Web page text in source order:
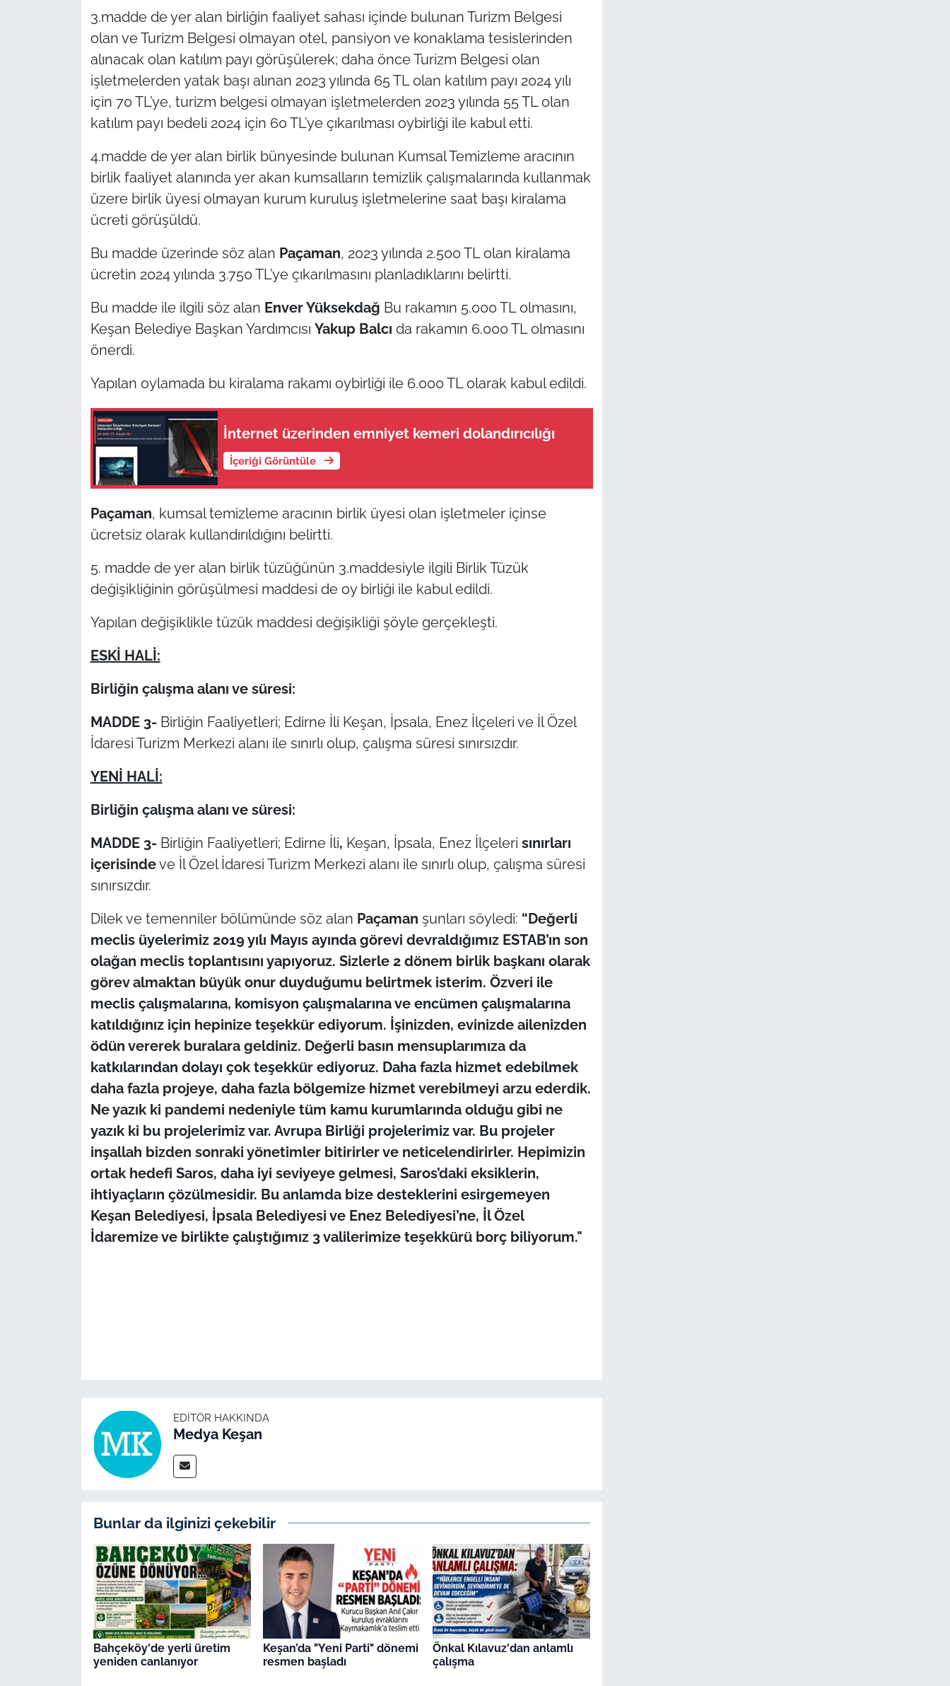
3.madde de yer alan birliğin faaliyet sahası içinde bulunan Turizm Belgesi
olan ve Turizm Belgesi olmayan otel, pansiyon ve konaklama tesislerinden
alınacak olan katılım payı görüşülerek; daha önce Turizm Belgesi olan
işletmelerden yatak başı alınan 2023 yılında 65 TL olan katılım payı 2024 yılı
için 70 TL’ye, turizm belgesi olmayan işletmelerden 2023 yılında 55 TL olan
katılım payı bedeli 2024 için 60 TL’ye çıkarılması oybirliği ile kabul etti.
4.madde de yer alan birlik bünyesinde bulunan Kumsal Temizleme aracının
birlik faaliyet alanında yer akan kumsalların temizlik çalışmalarında kullanmak
üzere birlik üyesi olmayan kurum kuruluş işletmelerine saat başı kiralama
ücreti görüşüldü.
Bu madde üzerinde söz alan Paçaman, 2023 yılında 2.500 TL olan kiralama
ücretin 2024 yılında 3.750 TL’ye çıkarılmasını planladıklarını belirtti.
Bu madde ile ilgili söz alan Enver Yüksekdağ Bu rakamın 5.000 TL olmasını,
Keşan Belediye Başkan Yardımcısı Yakup Balcı da rakamın 6.000 TL olmasını
önerdi.
Yapılan oylamada bu kiralama rakamı oybirliği ile 6.000 TL olarak kabul edildi.
İnternet üzerinden emniyet kemeri dolandırıcılığı
İçeriği Görüntüle
Paçaman, kumsal temizleme aracının birlik üyesi olan işletmeler içinse
ücretsiz olarak kullandırıldığını belirtti.
5. madde de yer alan birlik tüzüğünün 3.maddesiyle ilgili Birlik Tüzük
değişikliğinin görüşülmesi maddesi de oy birliği ile kabul edildi.
Yapılan değişiklikle tüzük maddesi değişikliği şöyle gerçekleşti.
ESKİ HALİ:
Birliğin çalışma alanı ve süresi:
MADDE 3-Birliğin Faaliyetleri; Edirne İli Keşan, İpsala, Enez İlçeleri ve İl Özel
İdaresi Turizm Merkezi alanı ile sınırlı olup, çalışma süresi sınırsızdır.
YENİ HALİ:
Birliğin çalışma alanı ve süresi:
MADDE 3-Birliğin Faaliyetleri; Edirne İli, Keşan, İpsala, Enez İlçeleri sınırları
içerisindeve İl Özel İdaresi Turizm Merkezi alanı ile sınırlı olup, çalışma süresi
sınırsızdır.
Dilek ve temenniler bölümünde söz alan Paçaman şunları söyledi: “Değerli
meclis üyelerimiz 2019 yılı Mayıs ayında görevi devraldığımız ESTAB’ın son
olağan meclis toplantısını yapıyoruz. Sizlerle 2 dönem birlik başkanı olarak
görev almaktan büyük onur duyduğumu belirtmek isterim. Özveri ile
meclis çalışmalarına, komisyon çalışmalarına ve encümen çalışmalarına
katıldığınız için hepinize teşekkür ediyorum. İşinizden, evinizde ailenizden
ödün vererek buralara geldiniz. Değerli basın mensuplarımıza da
katkılarından dolayı çok teşekkür ediyoruz. Daha fazla hizmet edebilmek
daha fazla projeye, daha fazla bölgemize hizmet verebilmeyi arzu ederdik.
Ne yazık ki pandemi nedeniyle tüm kamu kurumlarında olduğu gibi ne
yazık ki bu projelerimiz var. Avrupa Birliği projelerimiz var. Bu projeler
inşallah bizden sonraki yönetimler bitirirler ve neticelendirirler. Hepimizin
ortak hedefi Saros, daha iyi seviyeye gelmesi, Saros’daki eksiklerin,
ihtiyaçların çözülmesidir. Bu anlamda bize desteklerini esirgemeyen
Keşan Belediyesi, İpsala Belediyesi ve Enez Belediyesi’ne, İl Özel
İdaremize ve birlikte çalıştığımız 3 valilerimize teşekkürü borç biliyorum."
EDITÖR HAKKINDA
Medya Keşan
Bunlar da ilginizi çekebilir
Bahçeköy'de yerli üretim
yeniden canlanıyor
Keşan’da "Yeni Parti" dönemi
resmen başladı
Önkal Kılavuz'dan anlamlı
çalışma
Dış Haberler
İş Dünyası
English News
Canlı Maç
Gündem-Eğitim